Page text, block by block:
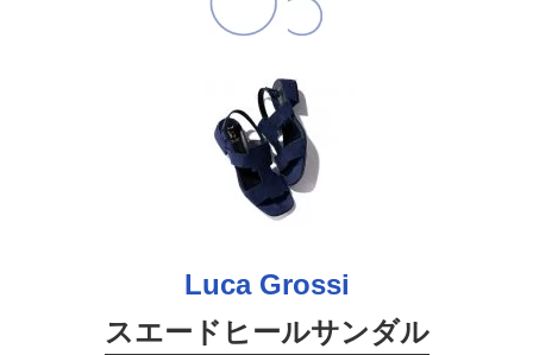
Luca Grossi
スエードヒールサンダル